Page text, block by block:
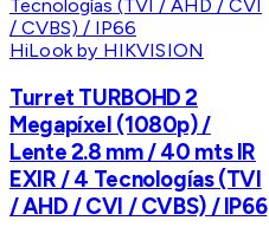
HiLook by HIKVISION
Turret TURBOHD 2
Megapíxel (1080p) /
Lente 2.8 mm / 40 mts IR
EXIR / 4 Tecnologías (TVI
/ AHD / CVI / CVBS) / IP66